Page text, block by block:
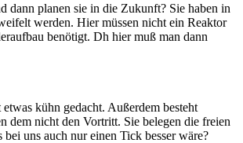
dann planen sie in die Zukunft? Sie haben in
werden. Hier müssen nicht ein Reaktor
benötigt. Dh hier muß man dann
kühn gedacht. Außerdem besteht
dem nicht den Vortritt. Sie belegen die freien
uns auch nur einen Tick besser wäre?